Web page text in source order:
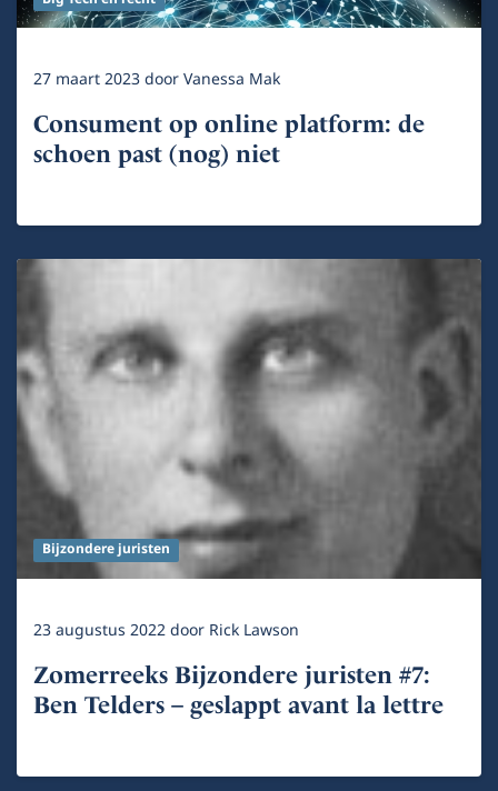
27 maart 2023doorVanessa Mak
Consument op online platform: de
schoen past (nog) niet
Bijzondere juristen
23 augustus 2022door Rick Lawson
Zomerreeks Bijzondere juristen #7:
Ben Telders – geslappt avant la lettre